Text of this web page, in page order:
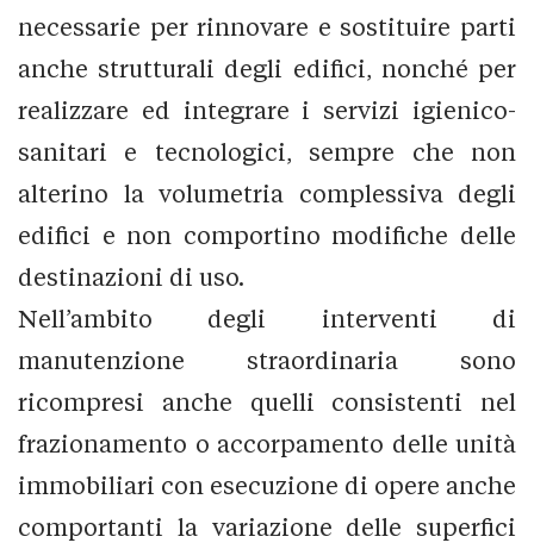
necessarie per rinnovare e sostituire parti
anche strutturali degli edifici, nonché per
realizzare ed integrare i servizi igienico-
sanitari e tecnologici, sempre che non
alterino la volumetria complessiva degli
edifici e non comportino modifiche delle
destinazioni di uso.
Nell’ambito degli interventi di
manutenzione straordinaria sono
ricompresi anche quelli consistenti nel
frazionamento o accorpamento delle unità
immobiliari con esecuzione di opere anche
comportanti la variazione delle superfici